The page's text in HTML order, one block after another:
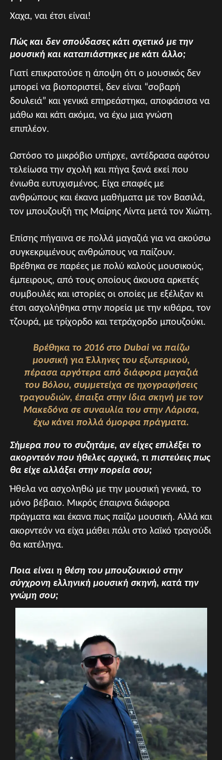
Χαχα, ναι έτσι είναι!
Πώς και δεν σπούδασες κάτι σχετικό με την
μουσική και καταπιάστηκες με κάτι άλλο;
Γιατί επικρατούσε η άποψη ότι ο μουσικός δεν
μπορεί να βιοποριστεί, δεν είναι “σοβαρή
δουλειά” και γενικά επηρεάστηκα, αποφάσισα να
μάθω και κάτι ακόμα, να έχω μια γνώση
επιπλέον.
Ωστόσο το μικρόβιο υπήρχε, αντέδρασα αφότου
τελείωσα την σχολή και πήγα ξανά εκεί που
ένιωθα ευτυχισμένος. Είχα επαφές με
ανθρώπους και έκανα μαθήματα με τον Βασιλά,
τον μπουζουξή της Μαίρης Λίντα μετά τον Χιώτη.
Επίσης πήγαινα σε πολλά μαγαζιά για να ακούσω
συγκεκριμένους ανθρώπους να παίζουν.
Βρέθηκα σε παρέες με πολύ καλούς μουσικούς,
έμπειρους, από τους οποίους άκουσα αρκετές
συμβουλές και ιστορίες οι οποίες με εξέλιξαν κι
έτσι ασχολήθηκα στην πορεία με την κιθάρα, τον
τζουρά, με τρίχορδο και τετράχορδο μπουζούκι.
Βρέθηκα το 2016 στο Dubai να παίζω
μουσική για Έλληνες του εξωτερικού,
πέρασα αργότερα από διάφορα μαγαζιά
του Βόλου, συμμετείχα σε ηχογραφήσεις
τραγουδιών, έπαιξα στην ίδια σκηνή με τον
Μακεδόνα σε συναυλία του στην Λάρισα,
έχω κάνει πολλά όμορφα πράγματα.
Σήμερα που το συζητάμε, αν είχες επιλέξει το
ακορντεόν που ήθελες αρχικά, τι πιστεύεις πως
θα είχε αλλάξει στην πορεία σου;
Ήθελα να ασχοληθώ με την μουσική γενικά, το
μόνο βέβαιο. Μικρός έπαιρνα διάφορα
πράγματα και έκανα πως παίζω μουσική. Αλλά και
ακορντεόν να είχα μάθει πάλι στο λαϊκό τραγούδι
θα κατέληγα.
Ποια είναι η θέση του μπουζουκιού στην
σύγχρονη ελληνική μουσική σκηνή, κατά την
γνώμη σου;